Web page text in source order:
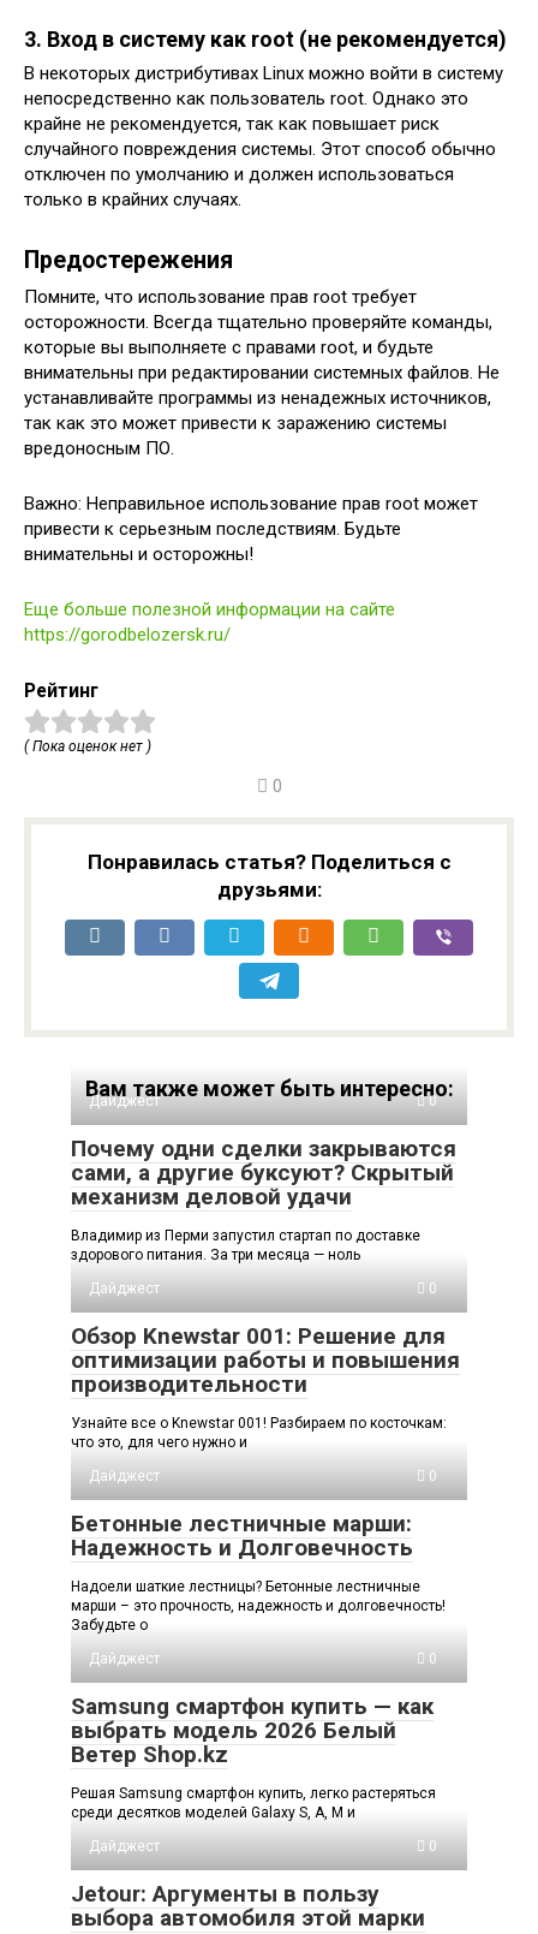
3. Вход в систему как root (не рекомендуется)
В некоторых дистрибутивах Linux можно войти в систему
непосредственно как пользователь root. Однако это
крайне не рекомендуется, так как повышает риск
случайного повреждения системы. Этот способ обычно
отключен по умолчанию и должен использоваться
только в крайних случаях.
Предостережения
Помните, что использование прав root требует
осторожности. Всегда тщательно проверяйте команды,
которые вы выполняете с правами root, и будьте
внимательны при редактировании системных файлов. Не
устанавливайте программы из ненадежных источников,
так как это может привести к заражению системы
вредоносным ПО.
Важно: Неправильное использование прав root может
привести к серьезным последствиям. Будьте
внимательны и осторожны!
Еще больше полезной информации на сайте
https://gorodbelozersk.ru/
Рейтинг
( Пока оценок нет )
0
Понравилась статья? Поделиться с
друзьями:
Вам также может быть интересно:
Дайджест 0
Почему одни сделки закрываются
сами, а другие буксуют? Скрытый
механизм деловой удачи
Владимир из Перми запустил стартап по доставке
здорового питания. За три месяца — ноль
Дайджест
0
Обзор Knewstar 001: Решение для
оптимизации работы и повышения
производительности
Узнайте все о Knewstar 001! Разбираем по косточкам:
что это, для чего нужно и
Дайджест
0
Бетонные лестничные марши:
Надежность и Долговечность
Надоели шаткие лестницы? Бетонные лестничные
марши – это прочность, надежность и долговечность!
Забудьте о
Дайджест
0
Samsung смартфон купить — как
выбрать модель 2026 Белый
Ветер Shop.kz
Решая Samsung смартфон купить, легко растеряться
среди десятков моделей Galaxy S, A, M и
Дайджест
0
Jetour: Аргументы в пользу
выбора автомобиля этой марки